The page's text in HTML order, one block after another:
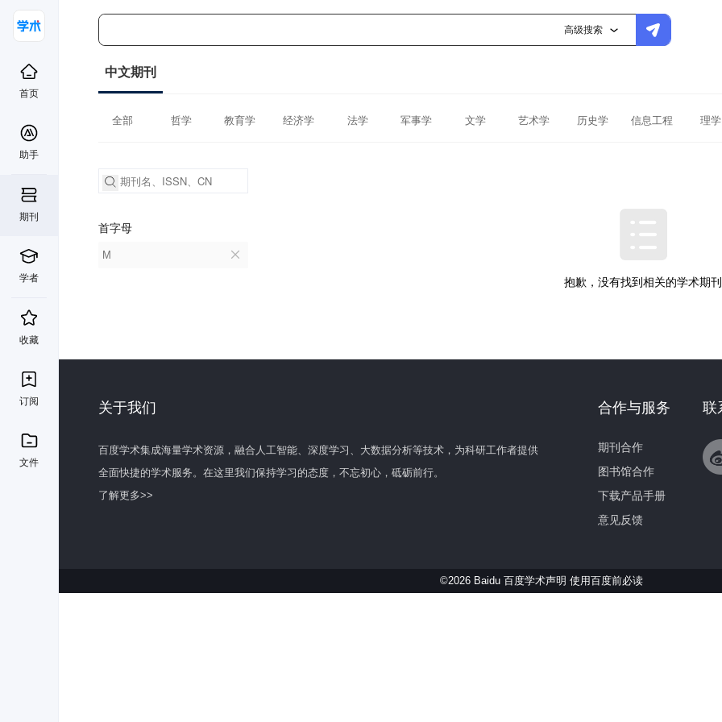
高级搜索
首页
助手
期刊
学者
收藏
订阅
文件
中文期刊
全部 哲学 教育学 经济学 法学 军事学 文学 艺术学 历史学 信息工程 理学
首字母
M
抱歉，没有找到相关的学术期刊
关于我们
百度学术集成海量学术资源，融合人工智能、深度学习、大数据分析等技术，为科研工作者提供
全面快捷的学术服务。在这里我们保持学习的态度，不忘初心，砥砺前行。
了解更多>>
联
合作与服务
期刊合作
图书馆合作
下载产品手册
意见反馈
©2026 Baidu 百度学术声明 使用百度前必读